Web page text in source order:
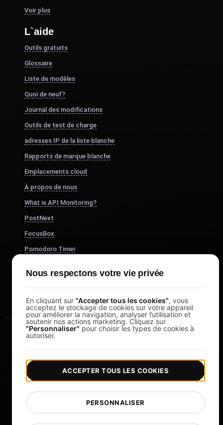
Voir plus
L`aide
Outils gratuits
Glossaire
Liste de modèles
Quoi de neuf?
Journal des modifications
Outils de test de charge
adresses IP de la liste blanche
Rapports de marque blanche
Emplacements cloud
À propos de nous
What is API Monitoring?
PostNext
FocusBox
Pomodoro Timer
Copyright © 2026 LoadFocus | Conditions générales |
Politique de confidentialité | Protection des données |
Préférences cookies
Nous respectons votre vie privée
En cliquant sur "Accepter tous les cookies", vous
acceptez le stockage de cookies sur votre appareil
pour améliorer la navigation, analyser l’utilisation et
soutenir nos actions marketing. Cliquez sur
"Personnaliser" pour choisir les types de cookies à
autoriser.
PERSONNALISER
ACCEPTER TOUS LES COOKIES